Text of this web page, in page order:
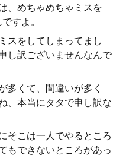
、めちゃめちゃミスを
すよ。
スをしてしまってまし
し訳ございませんなんで
多くて、間違いが多く
、本当にタタで申し訳な
そこは一人でやるところ
もできないところがあっ